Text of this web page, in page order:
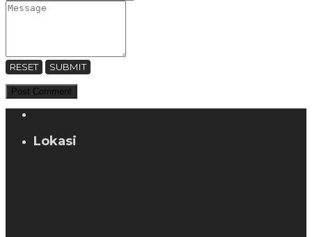
RESET SUBMIT
Lokasi